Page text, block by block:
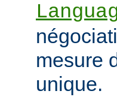
mesure
unique.